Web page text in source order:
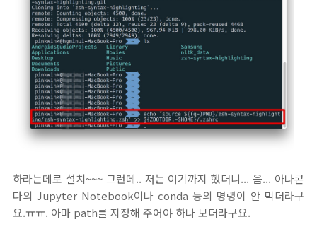
하라는데로 설치~~~ 그런데.. 저는 여기까지 했더니... 음... 아나콘
다의 Jupyter Notebook이나 conda 등의 명령이 안 먹더라구
요.ㅠㅠ. 아마 path를 지정해 주어야 하나 보더라구요.